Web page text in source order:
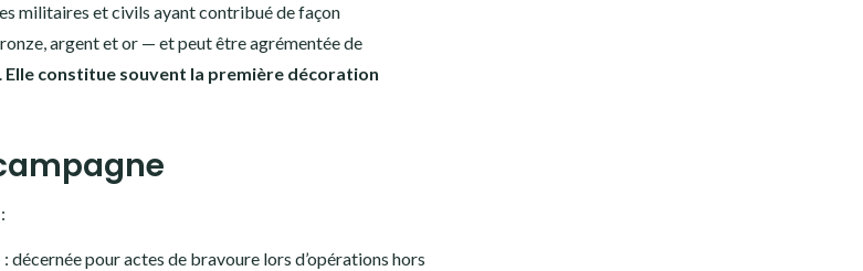
militaires et civils ayant contribué de façon
argent et or — et peut être agrémentée de
Elle constitue souvent la première décoration
: décernée pour actes de bravoure lors d’opérations hors